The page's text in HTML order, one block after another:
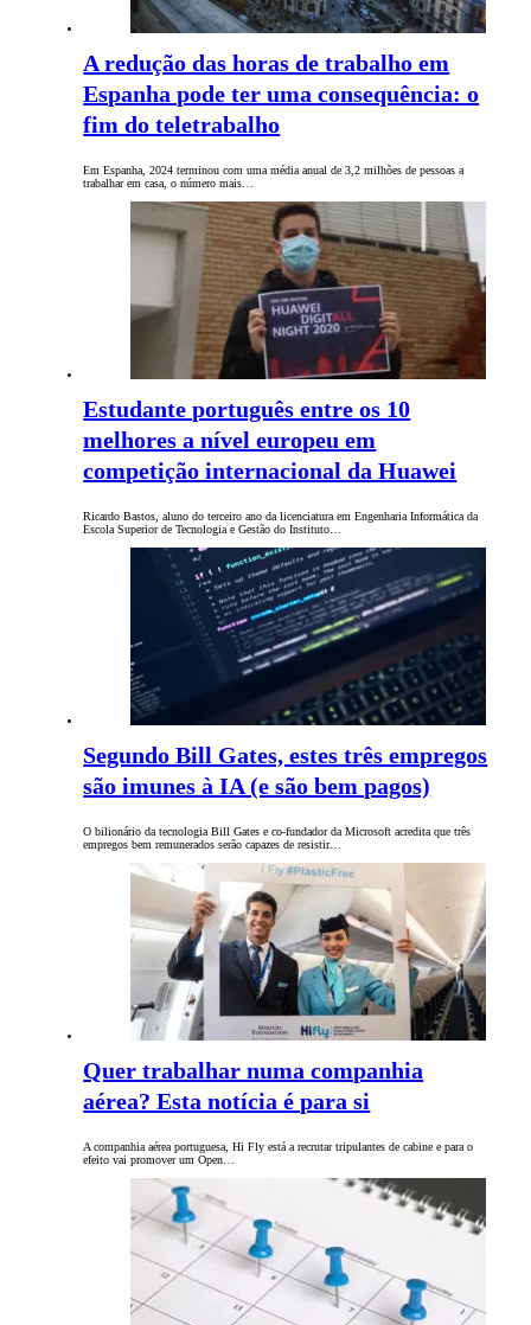
A redução das horas de trabalho em
Espanha pode ter uma consequência: o
fim do teletrabalho
Em Espanha, 2024 terminou com uma média anual de 3,2 milhões de pessoas a
trabalhar em casa, o número mais…
Estudante português entre os 10
melhores a nível europeu em
competição internacional da Huawei
Ricardo Bastos, aluno do terceiro ano da licenciatura em Engenharia Informática da
Escola Superior de Tecnologia e Gestão do Instituto…
Segundo Bill Gates, estes três empregos
são imunes à IA (e são bem pagos)
O bilionário da tecnologia Bill Gates e co-fundador da Microsoft acredita que três
empregos bem remunerados serão capazes de resistir…
Quer trabalhar numa companhia
aérea? Esta notícia é para si
A companhia aérea portuguesa, Hi Fly está a recrutar tripulantes de cabine e para o
efeito vai promover um Open…